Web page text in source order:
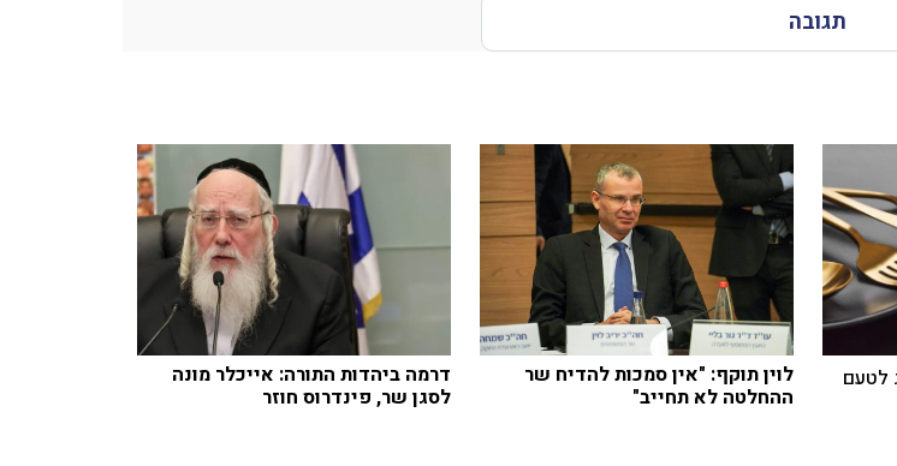
תגובה
לטעם
לוין תוקף: "אין סמכות להדיח שר
ההחלטה לא תחייב"
דרמה ביהדות התורה: אייכלר מונה
לסגן שר, פינדרוס חוזר